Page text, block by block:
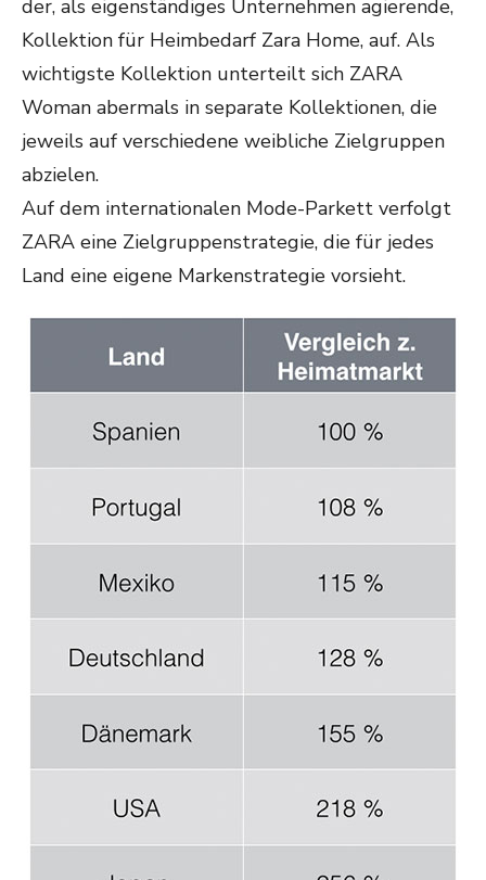
der, als eigenständiges Unternehmen agierende,
Kollektion für Heimbedarf Zara Home, auf. Als
wichtigste Kollektion unterteilt sich ZARA
Woman abermals in separate Kollektionen, die
jeweils auf verschiedene weibliche Zielgruppen
abzielen.
Auf dem internationalen Mode-Parkett verfolgt
ZARA eine Zielgruppenstrategie, die für jedes
Land eine eigene Markenstrategie vorsieht.